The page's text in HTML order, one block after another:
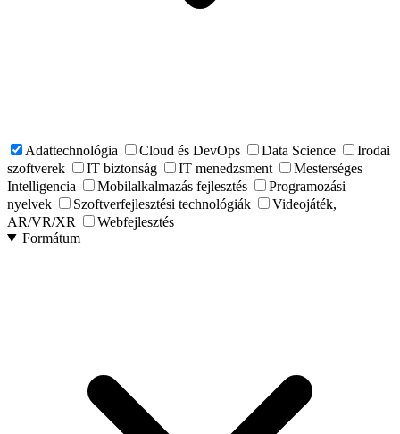
Adattechnológia Cloud és DevOps Data Science
Irodai
szoftverek
IT biztonság IT menedzsment
Mesterséges
Intelligencia
Mobilalkalmazás fejlesztés
Programozási
nyelvek
Szoftverfejlesztési technológiák
Videojáték,
AR/VR/XR
Webfejlesztés
Formátum